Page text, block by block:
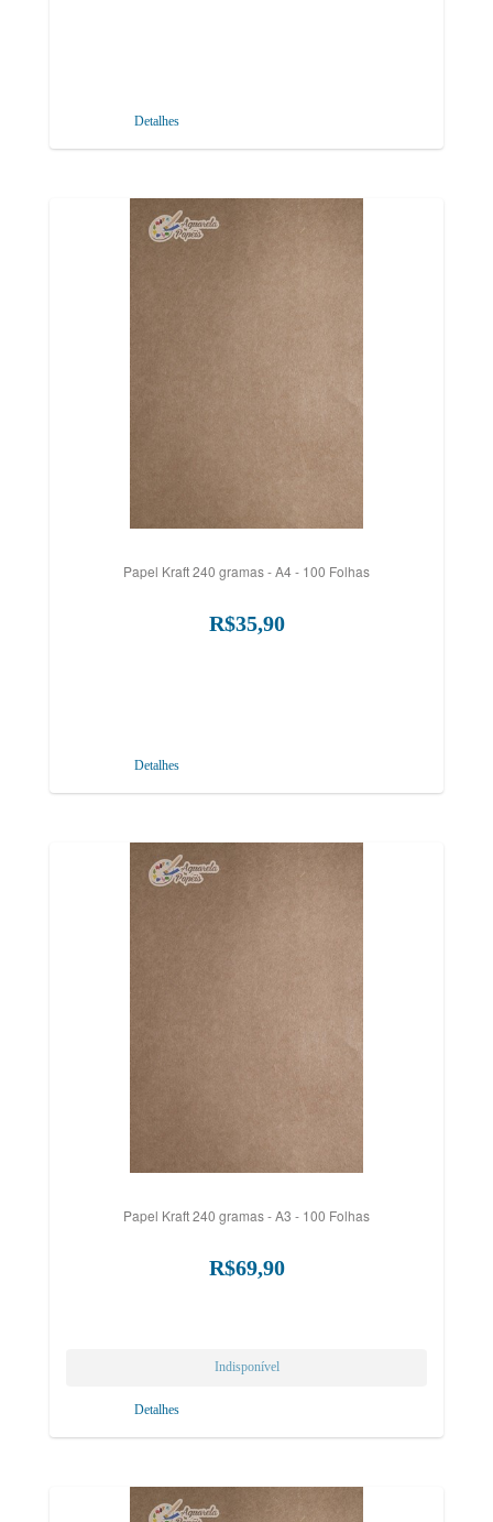
Detalhes
Papel Kraft 240 gramas - A4 - 100 Folhas
R$35,90
Detalhes
Papel Kraft 240 gramas - A3 - 100 Folhas
R$69,90
Detalhes